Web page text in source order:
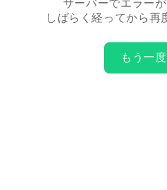
サーバーでエラー
しばらく経ってから再
もう一